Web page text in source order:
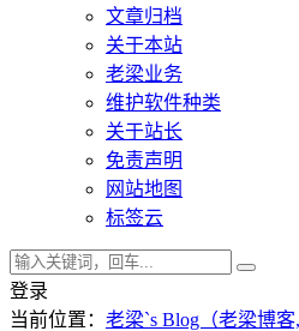
文章归档
关于本站
老梁业务
维护软件种类
关于站长
免责声明
网站地图
标签云
登录
当前位置： 老梁`s Blog（老梁博客